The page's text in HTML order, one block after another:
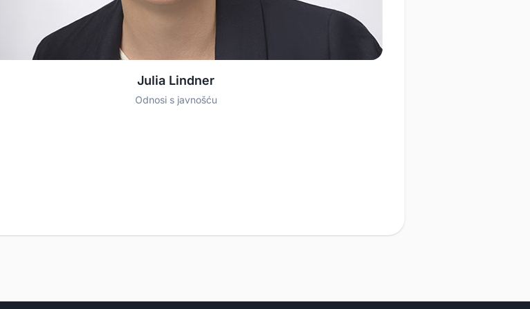
Julia Lindner
Odnosi s javnošću